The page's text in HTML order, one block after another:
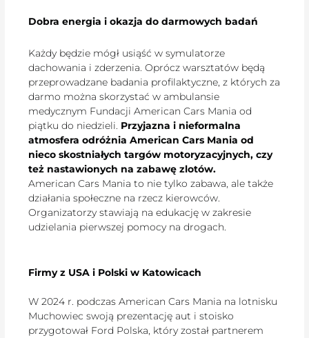
Dobra energia i okazja do darmowych badań
Każdy będzie mógł usiąść w symulatorze
dachowania i zderzenia. Oprócz warsztatów będą
przeprowadzane badania profilaktyczne, z których za
darmo można skorzystać w ambulansie
medycznym Fundacji American Cars Mania od
piątku do niedzieli. Przyjazna i nieformalna
atmosfera odróżnia American Cars Mania od
nieco skostniałych targów motoryzacyjnych, czy
też nastawionych na zabawę zlotów.
American Cars Mania to nie tylko zabawa, ale także
działania społeczne na rzecz kierowców.
Organizatorzy stawiają na edukację w zakresie
udzielania pierwszej pomocy na drogach.
Firmy z USA i Polski w Katowicach
W 2024 r. podczas American Cars Mania na lotnisku
Muchowiec swoją prezentację aut i stoisko
przygotował Ford Polska, który został partnerem